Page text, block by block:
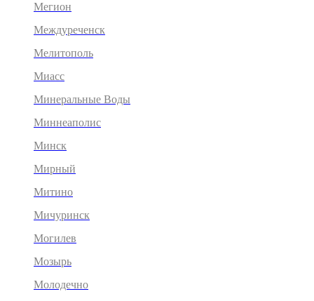
Мегион
Междуреченск
Мелитополь
Миасс
Минеральные Воды
Миннеаполис
Минск
Мирный
Митино
Мичуринск
Могилев
Мозырь
Молодечно